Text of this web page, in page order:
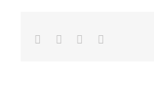
FacebookLinkedInWhatsapp